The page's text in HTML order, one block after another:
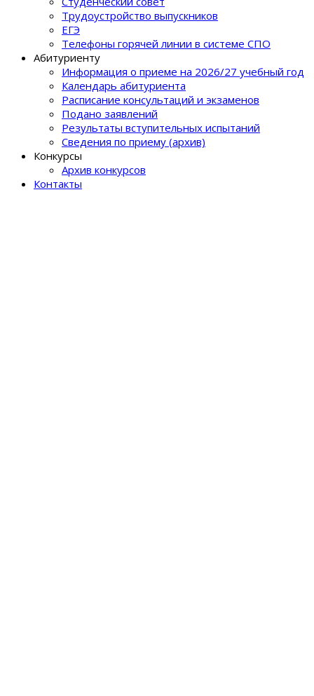
Трудоустройство выпускников
ЕГЭ
Телефоны горячей линии в системе СПО
Абитуриенту
Информация о приеме на 2026/27 учебный год
Календарь абитуриента
Расписание консультаций и экзаменов
Подано заявлений
Результаты вступительных испытаний
Сведения по приему (архив)
Конкурсы
Архив конкурсов
Контакты